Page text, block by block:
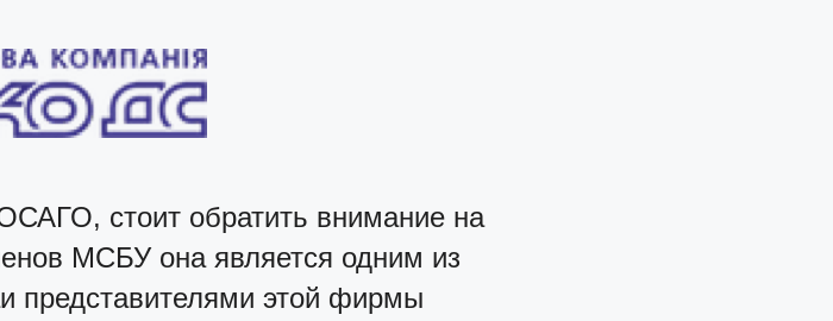
стоит обратить внимание на
МСБУ она является одним из
представителями этой фирмы